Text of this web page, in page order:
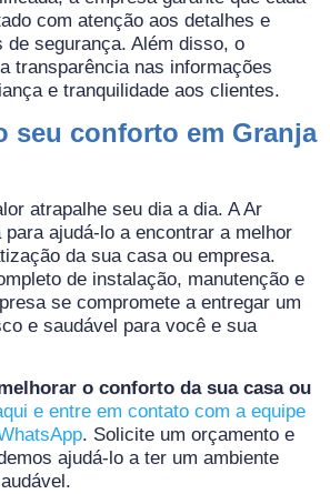
com atenção aos detalhes e
de segurança. Além disso, o
transparência nas informações
e tranquilidade aos clientes.
seu conforto em Granja
atrapalhe seu dia a dia. A Ar
para ajudá-lo a encontrar a melhor
da sua casa ou empresa.
de instalação, manutenção e
se compromete a entregar um
e saudável para você e sua
o conforto da sua casa ou
e entre em contato com a equipe
. Solicite um orçamento e
ajudá-lo a ter um ambiente